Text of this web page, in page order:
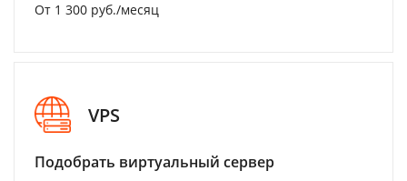
От 1 300 руб./месяц
VPS
Подобрать виртуальный сервер